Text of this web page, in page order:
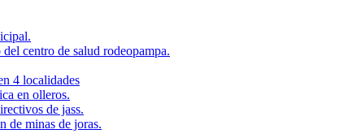
centro de salud rodeopampa.
4 localidades
en olleros.
de jass.
de minas de joras.